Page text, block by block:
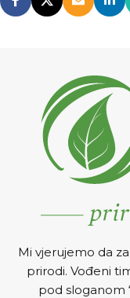
Mi vjerujemo da
prirodi. Vođeni
pod sloganom